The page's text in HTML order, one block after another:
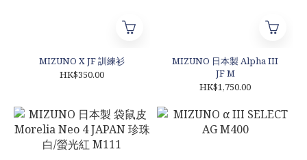
MIZUNO X JF 訓練衫
HK$350.00
MIZUNO 日本製 Alpha III
JF M
HK$1,750.00